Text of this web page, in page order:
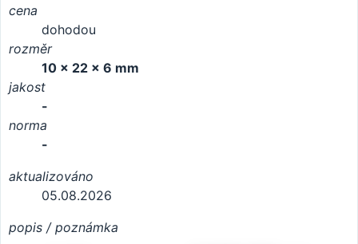
cena
dohodou
rozměr
10 x 22 x 6 mm
jakost
-
norma
-
aktualizováno
05.08.2026
popis / poznámka